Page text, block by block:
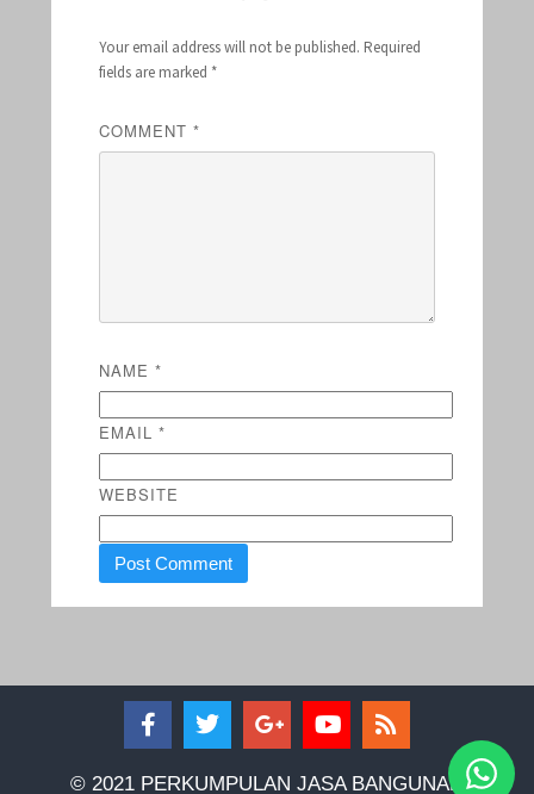
Your email address will not be published. Required
fields are marked *
COMMENT *
NAME *
EMAIL *
WEBSITE
© 2021 PERKUMPULAN JASA BANGUNAN